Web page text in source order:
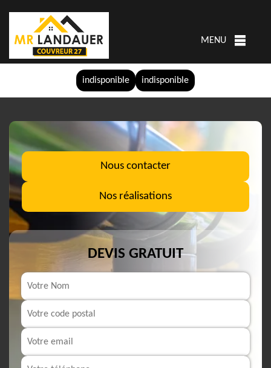
indisponible indisponible
MENU
Nous contacter
Nos réalisations
DEVIS GRATUIT